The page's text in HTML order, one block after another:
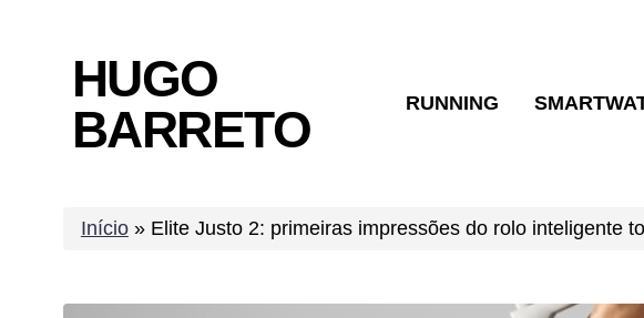
HUGO
BARRETO
RUNNING
Início» Elite Justo 2: primeiras impressões do rolo inteligente